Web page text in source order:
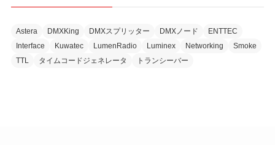
Astera DMXKing DMXスプリッター DMXノード
ENTTEC
Interface
Kuwatec LumenRadio Luminex Networking
Smoke
TTL
タイムコードジェネレータ トランシーバー